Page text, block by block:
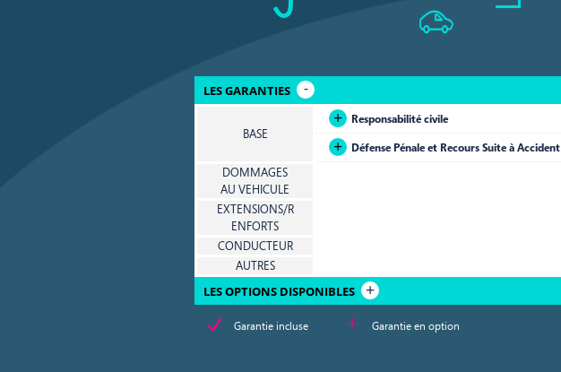
LES GARANTIES
BASE
Responsabilité civile
Défense Pénale et Recours Suite à Accident
DOMMAGES
AU VEHICULE
EXTENSIONS/R
ENFORTS
CONDUCTEUR
AUTRES
LES OPTIONS DISPONIBLES
Garantie incluse Garantie en option